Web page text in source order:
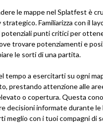
le mappe nel Splatfest è
strategico. Familiarizza con il
potenziali punti critici per
trovare potenziamenti e
le sorti di una partita.
tempo a esercitarti su ogni
prestando attenzione alle
o copertura. Questa
decisioni informate durante le
meglio con i tuoi compagni di